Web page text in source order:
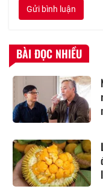
Gửi bình luận
BÀI ĐỌC NHIỀU